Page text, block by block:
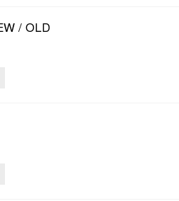
/ OLD